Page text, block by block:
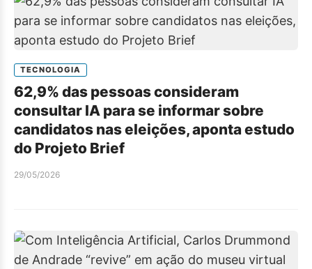
TECNOLOGIA
62,9% das pessoas consideram
consultar IA para se informar sobre
candidatos nas eleições, aponta estudo
do Projeto Brief
29/05/2026